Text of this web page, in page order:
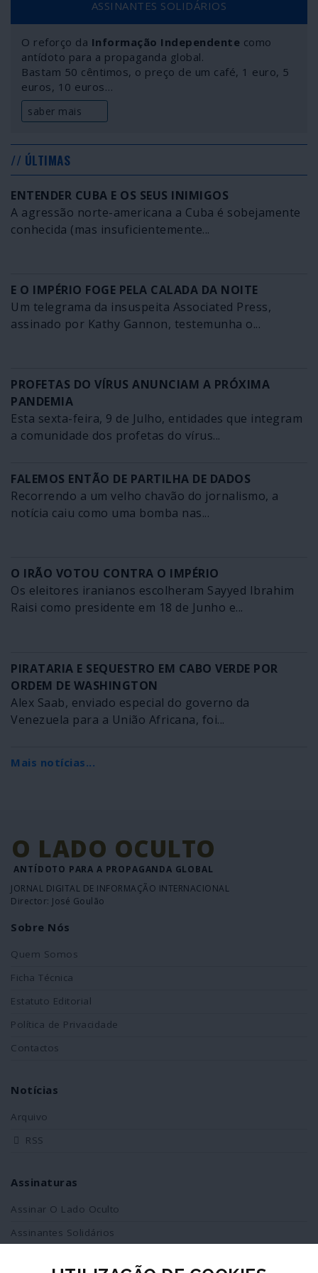
uma equipa que não é mais do que uma cáfila fascista.
Um fascínio que é, por sinal, das únicas argamassas
conseguindo unir uma entidade em cacos.
ASSINANTES SOLIDÁRIOS
O reforço da Informação Independente como
antídoto para a propaganda global.
Bastam 50 cêntimos, o preço de um café, 1 euro, 5
euros, 10 euros…
saber mais
// ÚLTIMAS
ENTENDER CUBA E OS SEUS INIMIGOS
A agressão norte-americana a Cuba é sobejamente
conhecida (mas insuficientemente...
E O IMPÉRIO FOGE PELA CALADA DA NOITE
Um telegrama da insuspeita Associated Press,
assinado por Kathy Gannon, testemunha o...
PROFETAS DO VÍRUS ANUNCIAM A PRÓXIMA
PANDEMIA
Esta sexta-feira, 9 de Julho, entidades que integram
a comunidade dos profetas do vírus...
FALEMOS ENTÃO DE PARTILHA DE DADOS
Recorrendo a um velho chavão do jornalismo, a
notícia caiu como uma bomba nas...
O IRÃO VOTOU CONTRA O IMPÉRIO
Os eleitores iranianos escolheram Sayyed Ibrahim
Raisi como presidente em 18 de Junho e...
PIRATARIA E SEQUESTRO EM CABO VERDE POR
ORDEM DE WASHINGTON
Alex Saab, enviado especial do governo da
Venezuela para a União Africana, foi...
Mais notícias...
O LADO OCULTO
ANTÍDOTO PARA A PROPAGANDA GLOBAL
JORNAL DIGITAL DE INFORMAÇÃO INTERNACIONAL
Director: José Goulão
Sobre Nós
Quem Somos
Ficha Técnica
Estatuto Editorial
Política de Privacidade
Contactos
Notícias
Arquivo
RSS
Assinaturas
Assinar O Lado Oculto
Assinantes Solidários